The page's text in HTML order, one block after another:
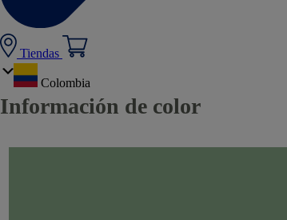
Tiendas
Colombia
Información de color